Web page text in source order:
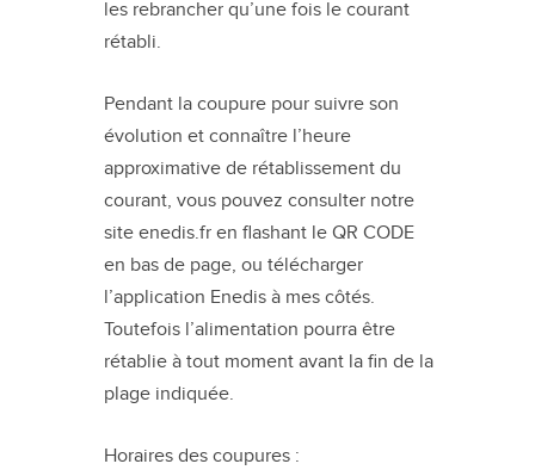
les rebrancher qu’une fois le courant
rétabli.
Pendant la coupure pour suivre son
évolution et connaître l’heure
approximative de rétablissement du
courant, vous pouvez consulter notre
site enedis.fr en flashant le QR CODE
en bas de page, ou télécharger
l’application Enedis à mes côtés.
Toutefois l’alimentation pourra être
rétablie à tout moment avant la fin de la
plage indiquée.
Horaires des coupures :